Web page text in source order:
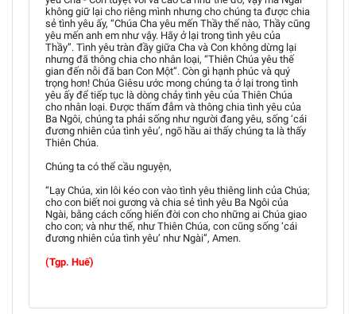
không giữ lại cho riêng mình nhưng cho chúng ta được chia
sẻ tình yêu ấy, “Chúa Cha yêu mến Thầy thế nào, Thầy cũng
yêu mến anh em như vậy. Hãy ở lại trong tình yêu của
Thầy”. Tình yêu tràn đầy giữa Cha và Con không dừng lại
nhưng đã thông chia cho nhân loại, “Thiên Chúa yêu thế
gian đến nỗi đã ban Con Một”. Còn gì hạnh phúc và quý
trọng hơn! Chúa Giêsu ước mong chúng ta ở lại trong tình
yêu ấy để tiếp tục là dòng chảy tình yêu của Thiên Chúa
cho nhân loại. Được thấm đẫm và thông chia tình yêu của
Ba Ngôi, chúng ta phải sống như người đang yêu, sống ‘cái
đương nhiên của tình yêu’, ngõ hầu ai thấy chúng ta là thấy
Thiên Chúa.
Chúng ta có thể cầu nguyện,
“Lạy Chúa, xin lôi kéo con vào tình yêu thiêng linh của Chúa;
cho con biết noi gương và chia sẻ tình yêu Ba Ngôi của
Ngài, bằng cách cống hiến đời con cho những ai Chúa giao
cho con; và như thế, như Thiên Chúa, con cũng sống ‘cái
đương nhiên của tình yêu’ như Ngài”, Amen.
(Tgp. Huế)